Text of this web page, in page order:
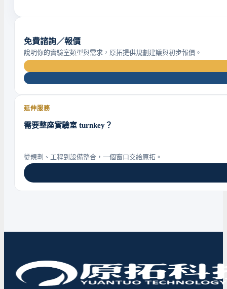
免費諮詢／報價
說明你的實驗室類型與需求，原拓提供規劃建議與初步報價。
延伸服務
需要整座實驗室 turnkey？
從規劃、工程到設備整合，一個窗口交給原拓。